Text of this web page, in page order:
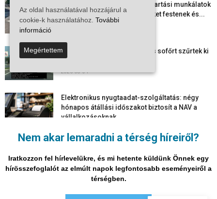
Nem akar lemaradni a térség híreiről?
Iratkozzon fel hírlevelükre, és mi hetente küldünk Önnek egy
hírösszefoglalót az elmúlt napok legfontosabb eseményeiről a
térségben.
Folyamatosak a nyári karbantartási munkálatok
Kiskőrösön – útburkolati jeleket festenek és...
2026-08-05
Több száz gyorshajtót és ittas sofőrt szűrtek ki
Bács-Kiskun útjain –...
2026-08-04
Elektronikus nyugtaadat-szolgáltatás: négy
hónapos átállási időszakot biztosít a NAV a
vállalkozásoknak
vannak a legfontosabb dátumok
2026-08-03
Az oldal használatával hozzájárul a
cookie-k használatához. További
információ
Megértettem